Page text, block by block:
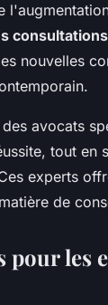
nouvelles
avocats
tout en
experts
de
pour les